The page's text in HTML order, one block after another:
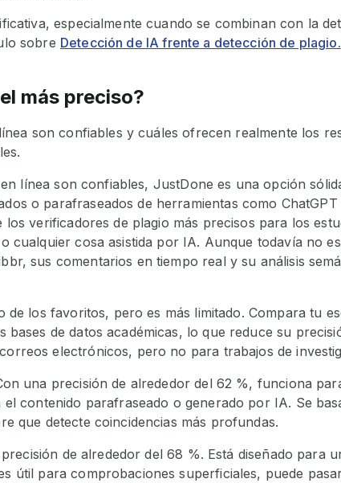
especialmente cuando se combinan con la
sobre Detección de IA frente a detección de plagio.
más preciso?
son confiables y cuáles ofrecen realmente los
línea son confiables, JustDone es una opción
o parafraseados de herramientas como ChatGPT
verificadores de plagio más precisos para los
cualquier cosa asistida por IA. Aunque todavía no
sus comentarios en tiempo real y su análisis
de los favoritos, pero es más limitado. Compara tu
de datos académicas, lo que reduce su
electrónicos, pero no para trabajos de
una precisión de alrededor del 62 %, funciona
contenido parafraseado o generado por IA. Se
que detecte coincidencias más profundas.
de alrededor del 68 %. Está diseñado para
útil para comprobaciones superficiales, puede